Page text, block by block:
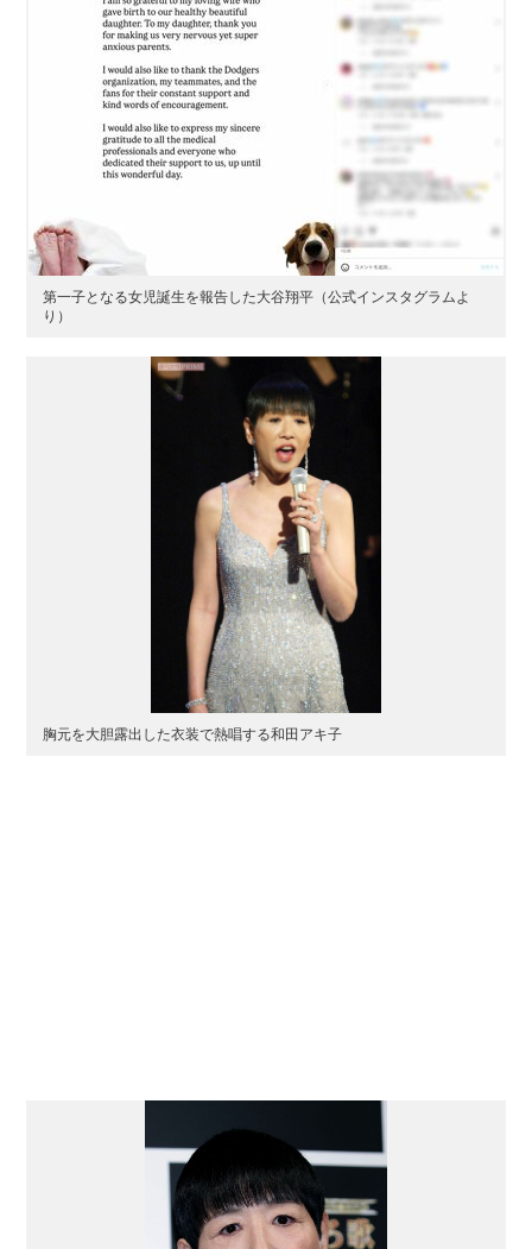
第一子となる女児誕生を報告した大谷翔平（公式インスタグラムよ
り）
胸元を大胆露出した衣装で熱唱する和田アキ子